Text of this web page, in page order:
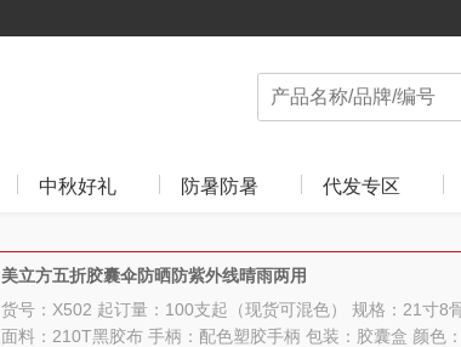
中秋好礼 防暑防暑 代发专区
美立方五折胶囊伞防晒防紫外线晴雨两用
货号：X502 起订量：100支起（现货可混色） 规格：21寸8
面料：210T黑胶布 手柄：配色塑胶手柄 包装：胶囊盒 颜色